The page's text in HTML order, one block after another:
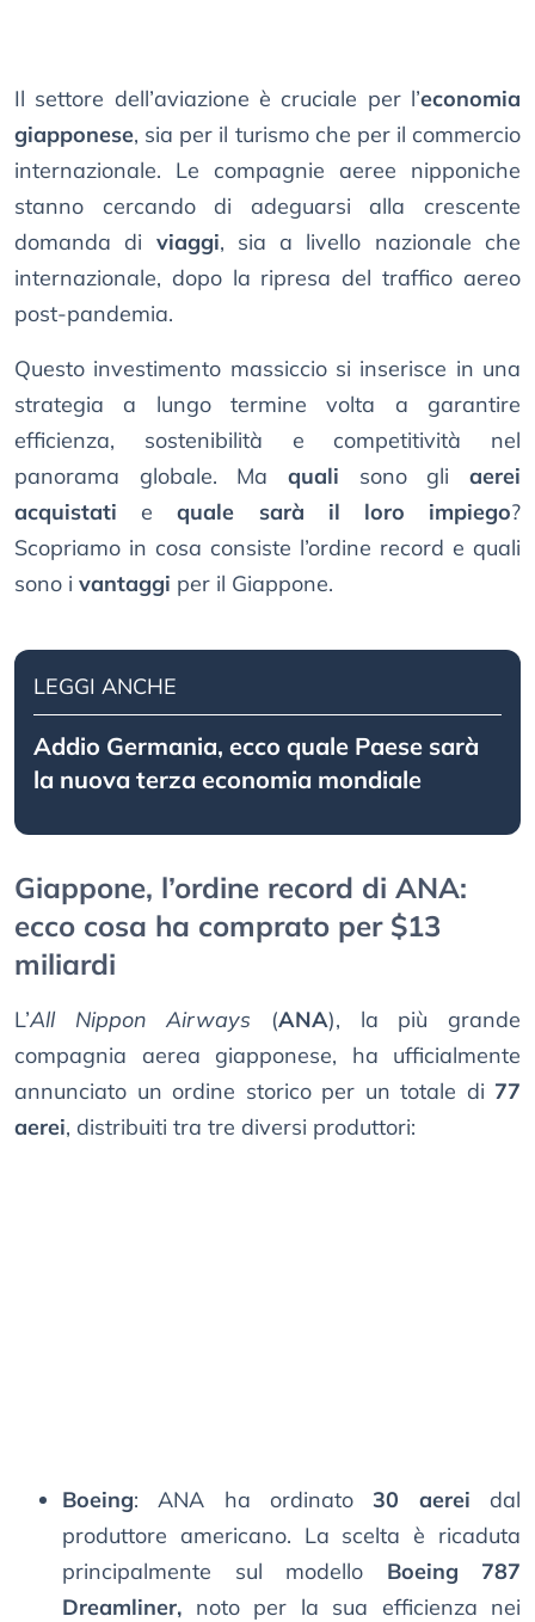
Il settore dell’aviazione è cruciale per l’economia
giapponese, sia per il turismo che per il commercio
internazionale. Le compagnie aeree nipponiche
stanno cercando di adeguarsi alla crescente
domanda di viaggi, sia a livello nazionale che
internazionale, dopo la ripresa del traffico aereo
post-pandemia.
Questo investimento massiccio si inserisce in una
strategia a lungo termine volta a garantire
efficienza, sostenibilità e competitività nel
panorama globale. Ma quali sono gli aerei
acquistatiequale sarà il loro impiego?
Scopriamo in cosa consiste l’ordine record e quali
sono i vantaggi per il Giappone.
LEGGI ANCHE
Addio Germania, ecco quale Paese sarà
la nuova terza economia mondiale
Giappone, l’ordine record di ANA:
ecco cosa ha comprato per $13
miliardi
L’All Nippon Airways (ANA), la più grande
compagnia aerea giapponese, ha ufficialmente
annunciato un ordine storico per un totale di 77
aerei, distribuiti tra tre diversi produttori:
Boeing: ANA ha ordinato30 aerei dal
produttore americano. La scelta è ricaduta
principalmente sul modello Boeing 787
Dreamliner, noto per la sua efficienza nei